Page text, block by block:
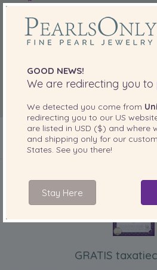
GRATIS
GOOD NEWS!
We are redirecting you to
We detected you come from
redirecting you to our US
are listed in USD ($) and where
and shipping only for our
States. See you there!
Stay Here